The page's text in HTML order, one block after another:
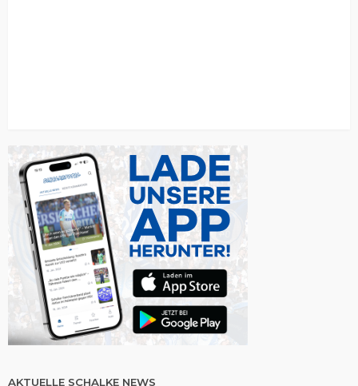
AKTUELLE SCHALKE NEWS